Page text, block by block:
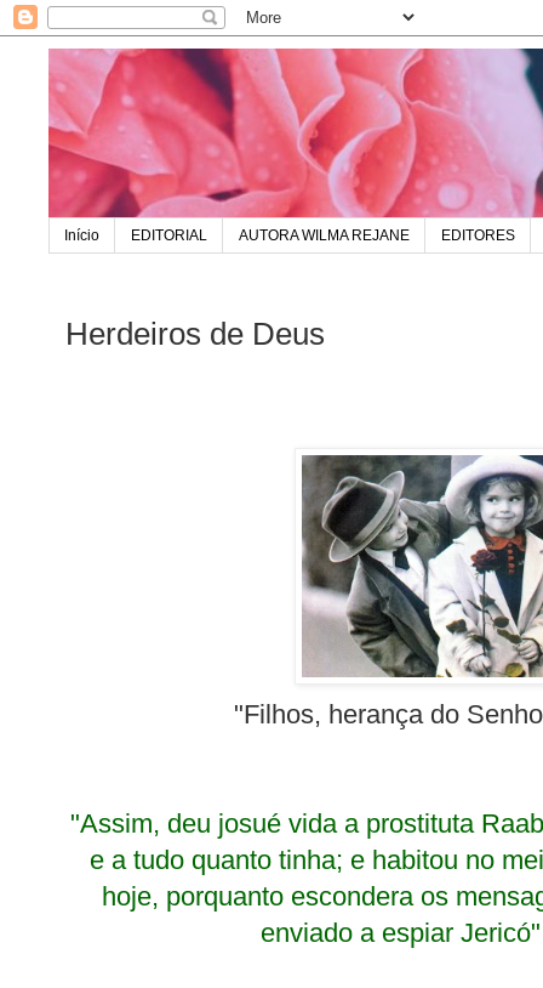
Início EDITORIAL AUTORA WILMA REJANE EDITORES
Herdeiros de Deus
"Filhos, herança do
"Assim, deu josuévida a prostituta
e a tudo quanto tinha; e habitou no
hoje, porquanto escondera os
enviado a espiar